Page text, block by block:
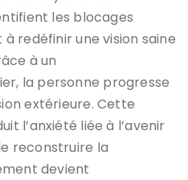
les blocages
redéfinir une vision saine
à un
la personne progresse
extérieure. Cette
l’anxiété liée à l’avenir
reconstruire la
devient